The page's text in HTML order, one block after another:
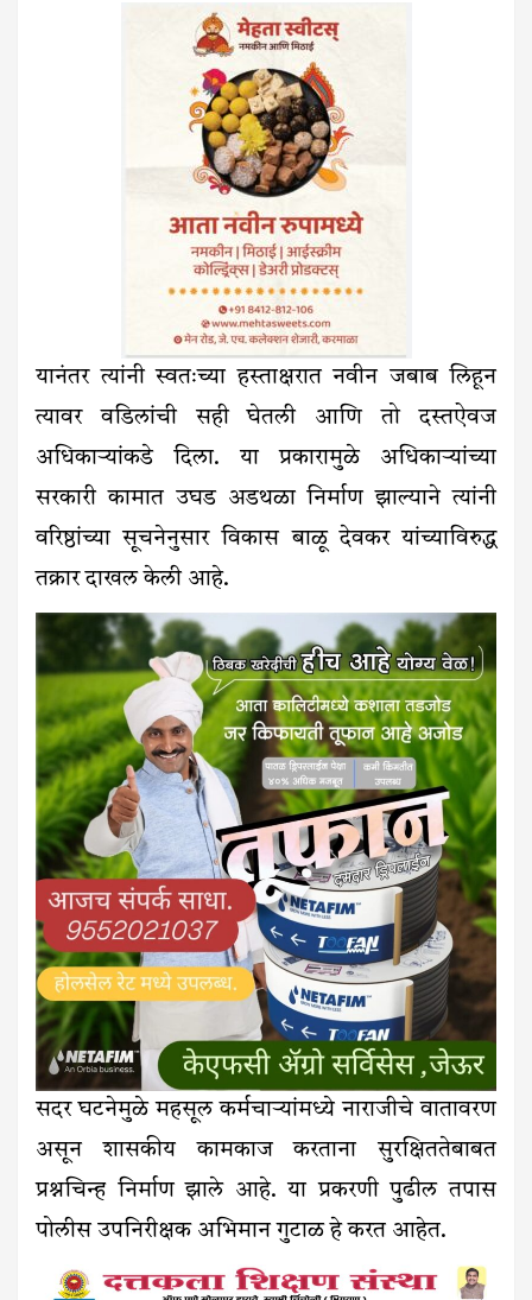
यानंतर त्यांनी स्वतःच्या हस्ताक्षरात नवीन जबाब लिहून
त्यावर वडिलांची सही घेतली आणि तो दस्तऐवज
अधिकाऱ्यांकडे दिला. या प्रकारामुळे अधिकाऱ्यांच्या
सरकारी कामात उघड अडथळा निर्माण झाल्याने त्यांनी
वरिष्ठांच्या सूचनेनुसार विकास बाळू देवकर यांच्याविरुद्ध
तक्रार दाखल केली आहे.
सदर घटनेमुळे महसूल कर्मचाऱ्यांमध्ये नाराजीचे वातावरण
असून शासकीय कामकाज करताना सुरक्षिततेबाबत
प्रश्नचिन्ह निर्माण झाले आहे. या प्रकरणी पुढील तपास
पोलीस उपनिरीक्षक अभिमान गुटाळ हे करत आहेत.